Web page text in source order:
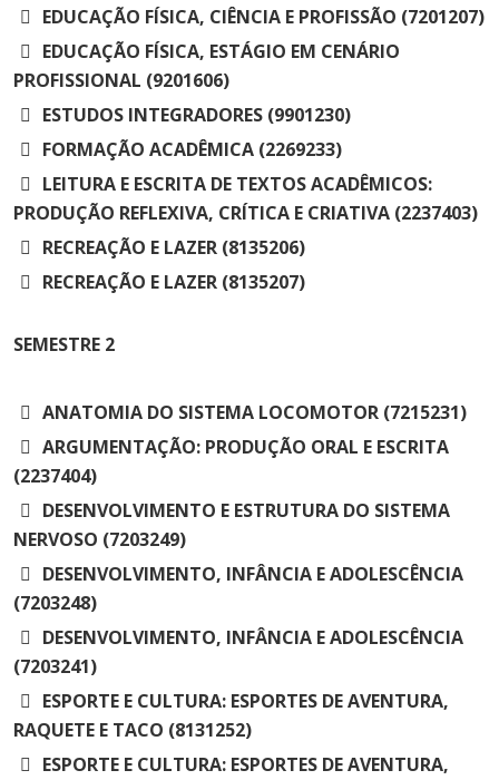
de Idiomas
Médicas
Conosco
& Você - Comunidade
Gustavo Adolfo
EDUCAÇÃO FÍSICA, CIÊNCIA E PROFISSÃO (7201207)
EDUCAÇÃO FÍSICA, ESTÁGIO EM CENÁRIO
PROFISSIONAL (9201606)
ESTUDOS INTEGRADORES (9901230)
FORMAÇÃO ACADÊMICA (2269233)
LEITURA E ESCRITA DE TEXTOS ACADÊMICOS:
PRODUÇÃO REFLEXIVA, CRÍTICA E CRIATIVA (2237403)
RECREAÇÃO E LAZER (8135206)
RECREAÇÃO E LAZER (8135207)
SEMESTRE 2
ANATOMIA DO SISTEMA LOCOMOTOR (7215231)
ARGUMENTAÇÃO: PRODUÇÃO ORAL E ESCRITA
(2237404)
DESENVOLVIMENTO E ESTRUTURA DO SISTEMA
NERVOSO (7203249)
DESENVOLVIMENTO, INFÂNCIA E ADOLESCÊNCIA
(7203248)
DESENVOLVIMENTO, INFÂNCIA E ADOLESCÊNCIA
(7203241)
ESPORTE E CULTURA: ESPORTES DE AVENTURA,
RAQUETE E TACO (8131252)
ESPORTE E CULTURA: ESPORTES DE AVENTURA,